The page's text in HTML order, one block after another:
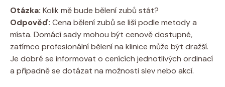
Otázka: Kolik mě bude bělení zubů stát?
Odpověď: Cena bělení zubů se liší podle metody a
místa. Domácí sady mohou být cenově dostupné,
zatímco profesionální bělení na klinice může být dražší.
Je dobré se informovat o cenících jednotlivých ordinací
a případně se dotázat na možnosti slev nebo akcí.